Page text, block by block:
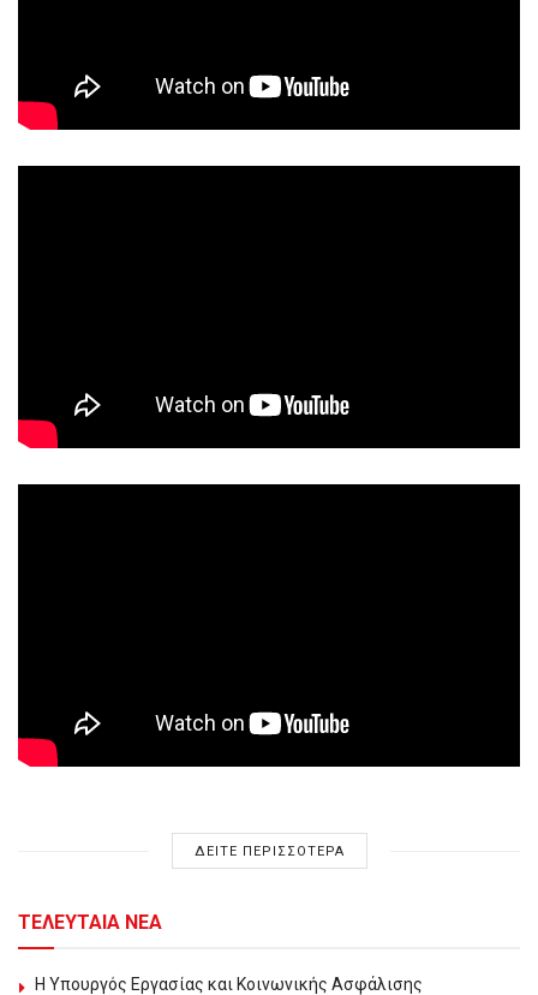
ΔΕΙΤΕ ΠΕΡΙΣΣΟΤΕΡΑ
ΤΕΛΕΥΤΑΙΑ ΝΕΑ
Η Υπουργός Εργασίας και Κοινωνικής Ασφάλισης